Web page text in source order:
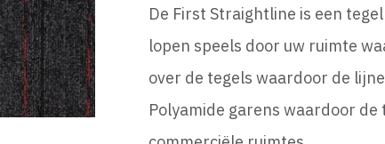
De First Straightline is een
lopen speels door uw ruimte
over de tegels waardoor de
Polyamide garens waardoor